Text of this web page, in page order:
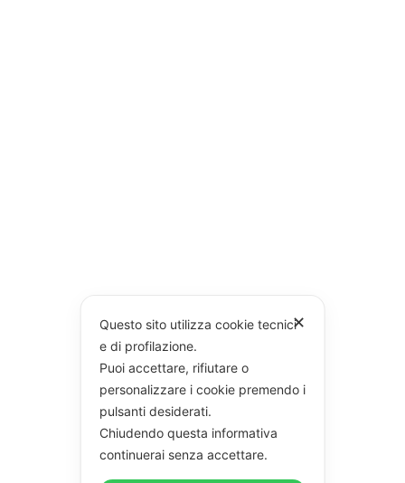
✕
Questo sito utilizza cookie tecnici
e di profilazione.
Puoi accettare, rifiutare o
personalizzare i cookie premendo i
pulsanti desiderati.
Chiudendo questa informativa
continuerai senza accettare.